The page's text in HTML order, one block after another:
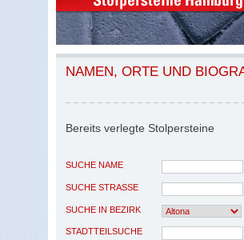
NAMEN, ORTE UND
Bereits verlegte Stolpersteine
SUCHE NAME
SUCHE STRASSE
SUCHE IN BEZIRK
STADTTEILSUCHE